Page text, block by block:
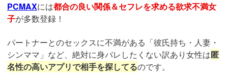
PCMAXには都合の良い関係＆セフレを求める欲求不満女
子が多数登録！
パートナーとのセックスに不満がある「彼氏持ち・人妻・
シンママ」など、絶対に身バレしたくない訳あり女性は匿
名性の高いアプリで相手を探してるのです。